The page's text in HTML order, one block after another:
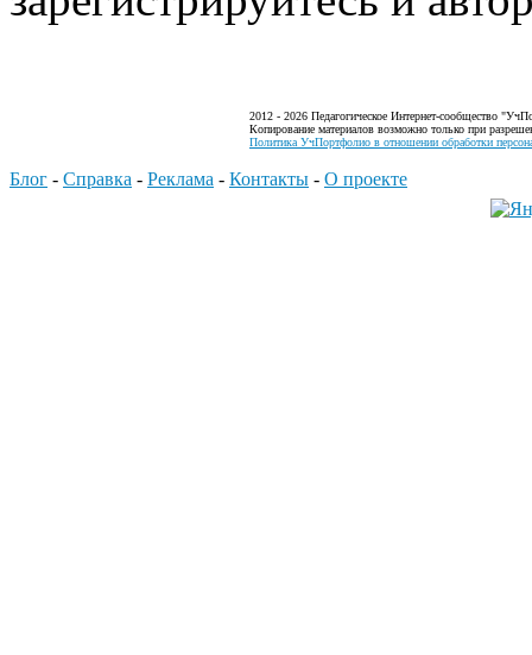
2012 - 2026 Педагогическое Интернет-сообщество
Копирование материалов возможно только при
Политика УчПортфолио в отношении обработки
Блог - Справка - Реклама - Контакты - О проекте